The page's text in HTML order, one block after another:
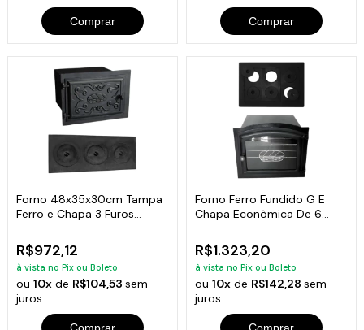
Comprar Comprar
Forno 48x35x30cm Tampa
Ferro e Chapa 3 Furos
R$972,12
à vista no Pix ou Boleto
ou10x de R$104,53sem
juros
Forno Ferro Fundido G E
Chapa Econômica De 6
R$1.323,20
à vista no Pix ou Boleto
ou 10xde R$142,28 sem
juros